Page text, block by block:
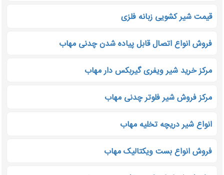
قیمت شیر کشویی زبانه فلزی
فروش انواع اتصال قابل پیاده شدن چدنی مهاب
مرکز خرید شیر ویفری گیربکس دار مهاب
مرکز فروش شیر فلوتر چدنی مهاب
انواع شیر دریچه تخلیه مهاب
فروش انواع بست ویکتالیک مهاب